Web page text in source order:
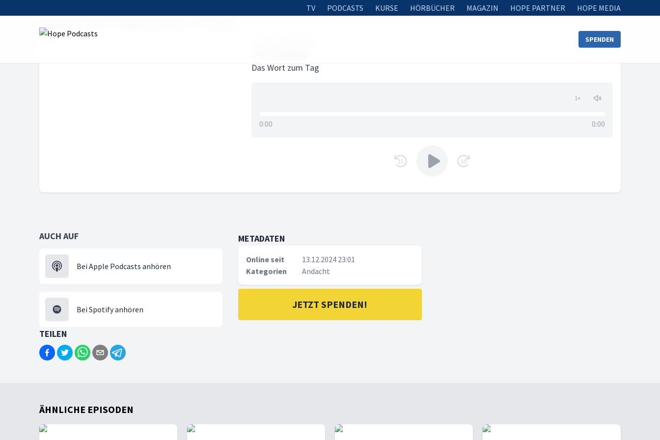
TV PODCASTS KURSE HÖRBÜCHER MAGAZIN HOPE PARTNER HOPE MEDIA
SPENDEN
Das Wort zum Tag
1×
0:00 0:00
15 30
AUCH AUF
Bei Apple Podcasts anhören
Bei Spotify anhören
METADATEN
Online seit
13.12.2024 23:01
Kategorien
Andacht
JETZT SPENDEN!
TEILEN
ÄHNLICHE EPISODEN